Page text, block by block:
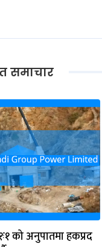
समाचार
को अनुपातमा हकप्रद